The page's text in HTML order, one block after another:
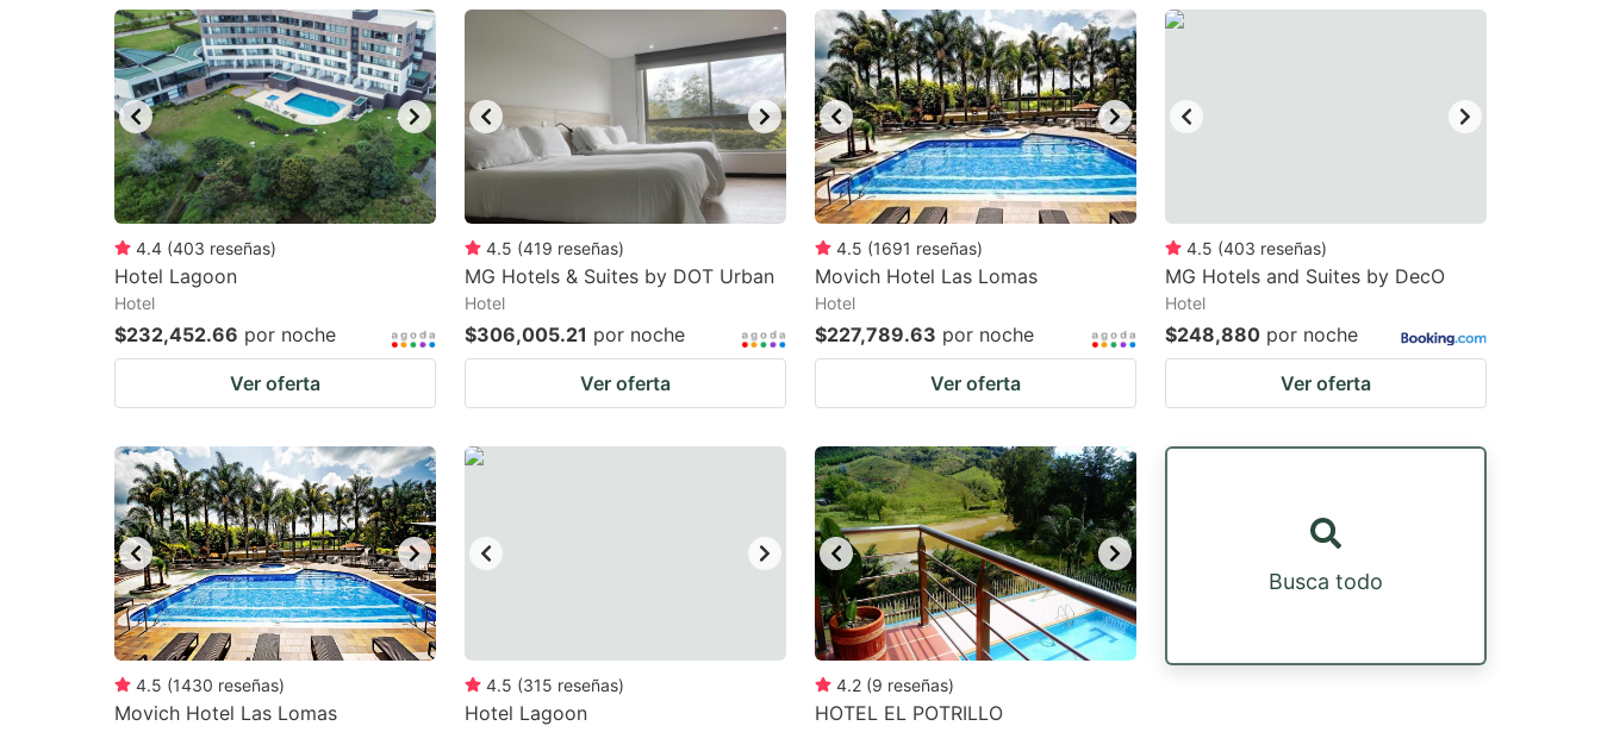
question
mark
key
to
get
the
keyboard
shortcuts
for
changing
dates.
question
key
to
get
the
keyboard
shortcuts
for
changing
4.4 (403 reseñas)
Hotel Lagoon
Hotel
$232,452.66 por noche
Ver oferta
4.5 (419 reseñas)
MG Hotels & Suites by DOT Urban
Hotel
$306,005.21 por noche
Ver oferta
4.5 (1691 reseñas)
Movich Hotel Las Lomas
Hotel
$227,789.63 por noche
Ver oferta
4.5 (403 reseñas)
MG Hotels and Suites by DecO
Hotel
$248,880 por noche
Ver oferta
4.5 (1430 reseñas)
Movich Hotel Las Lomas
4.5 (315 reseñas)
Hotel Lagoon
4.2 (9 reseñas)
HOTEL EL POTRILLO
Busca todo